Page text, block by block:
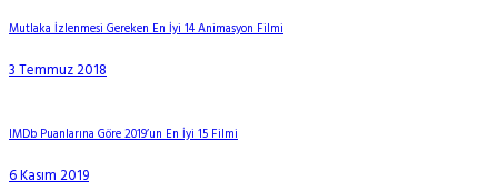
Mutlaka İzlenmesi Gereken En İyi 14 Animasyon Filmi
3 Temmuz 2018
IMDb Puanlarına Göre 2019’un En İyi 15 Filmi
6 Kasım 2019